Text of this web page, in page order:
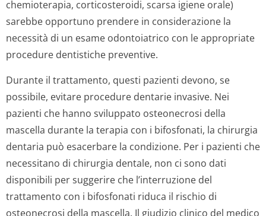
chemioterapia, corticosteroidi, scarsa igiene orale)
sarebbe opportuno prendere in considerazione la
necessità di un esame odontoiatrico con le appropriate
procedure dentistiche preventive.
Durante il trattamento, questi pazienti devono, se
possibile, evitare procedure dentarie invasive. Nei
pazienti che hanno sviluppato osteonecrosi della
mascella durante la terapia con i bifosfonati, la chirurgia
dentaria può esacerbare la condizione. Per i pazienti che
necessitano di chirurgia dentale, non ci sono dati
disponibili per suggerire che l’interruzione del
trattamento con i bifosfonati riduca il rischio di
osteonecrosi della mascella. Il giudizio clinico del medico